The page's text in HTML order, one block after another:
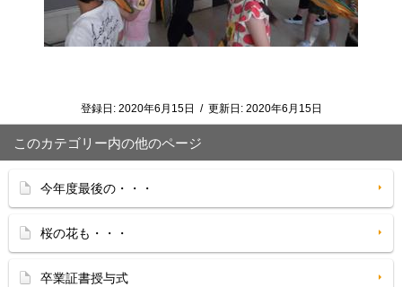
登録日: 2020年6月15日 / 更新日: 2020年6月15日
このカテゴリー内の他のページ
今年度最後の・・・
桜の花も・・・
卒業証書授与式